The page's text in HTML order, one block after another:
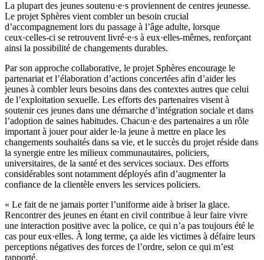
La plupart des jeunes soutenu·e·s proviennent de centres jeunesse.
Le projet Sphères vient combler un besoin crucial
d’accompagnement lors du passage à l’âge adulte, lorsque
ceux·celles-ci se retrouvent livré·e·s à eux·elles-mêmes, renforçant
ainsi la possibilité de changements durables.
Par son approche collaborative, le projet Sphères encourage le
partenariat et l’élaboration d’actions concertées afin d’aider les
jeunes à combler leurs besoins dans des contextes autres que celui
de l’exploitation sexuelle. Les efforts des partenaires visent à
soutenir ces jeunes dans une démarche d’intégration sociale et dans
l’adoption de saines habitudes. Chacun·e des partenaires a un rôle
important à jouer pour aider le·la jeune à mettre en place les
changements souhaités dans sa vie, et le succès du projet réside dans
la synergie entre les milieux communautaires, policiers,
universitaires, de la santé et des services sociaux. Des efforts
considérables sont notamment déployés afin d’augmenter la
confiance de la clientèle envers les services policiers.
« Le fait de ne jamais porter l’uniforme aide à briser la glace.
Rencontrer des jeunes en étant en civil contribue à leur faire vivre
une interaction positive avec la police, ce qui n’a pas toujours été le
cas pour eux·elles. À long terme, ça aide les victimes à défaire leurs
perceptions négatives des forces de l’ordre, selon ce qui m’est
rapporté.